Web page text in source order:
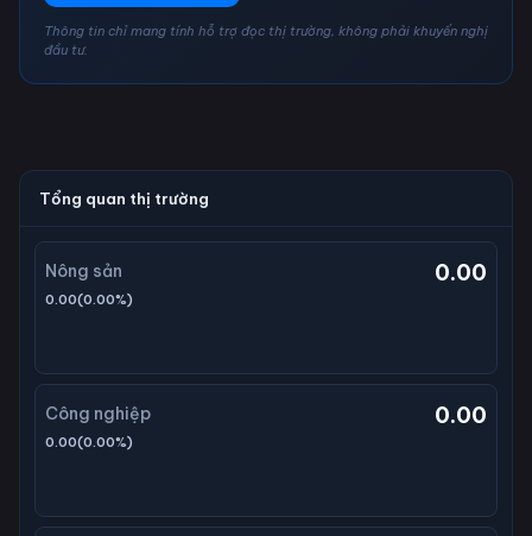
Thông tin chỉ mang tính hỗ trợ đọc thị trường, không phải khuyến nghị
đầu tư.
Tổng quan thị trường
Nông sản 0.00
0.00(0.00%)
Công nghiệp 0.00
0.00(0.00%)